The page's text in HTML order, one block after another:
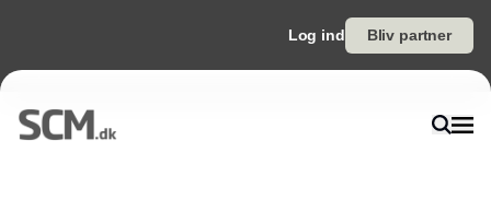
Log ind Bliv partner